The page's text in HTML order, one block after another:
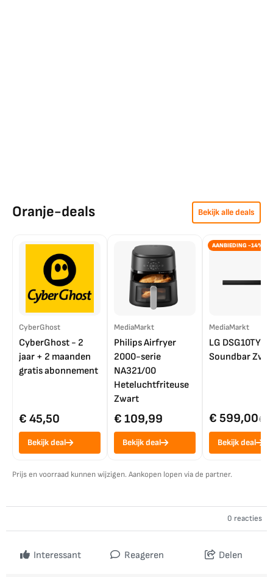
Oranje-deals Bekijk alle deals
CyberGhost
CyberGhost - 2
jaar + 2 maanden
gratis abonnement
€ 45,50
Bekijk deal
MediaMarkt
Philips Airfryer
2000-serie
NA321/00
Heteluchtfriteuse
Zwart
€ 109,99
Bekijk deal
AANBIEDING -14%
MediaMarkt
LG DSG10TY
Soundbar
€ 599,00€
Bekijk deal
Prijs en voorraad kunnen wijzigen. Aankopen lopen via de partner.
0 reacties
Interessant Reageren Delen